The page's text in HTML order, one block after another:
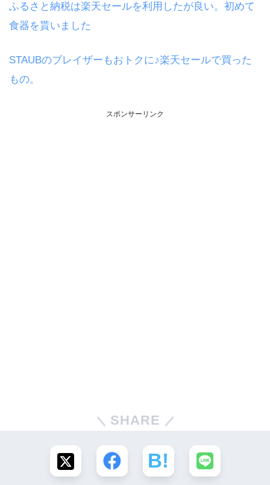
ふるさと納税は楽天セールを利用したが良い。初めて
食器を貰いました
STAUBのブレイザーもおトクに♪楽天セールで買った
もの。
スポンサーリンク
SHARE